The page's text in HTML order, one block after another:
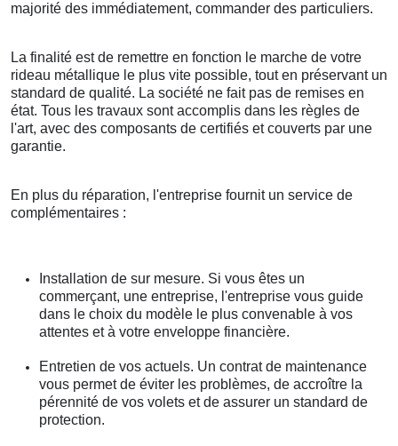
majorité des immédiatement, commander des particuliers.
La finalité est de remettre en fonction le marche de votre
rideau métallique le plus vite possible, tout en préservant un
standard de qualité. La société ne fait pas de remises en
état. Tous les travaux sont accomplis dans les règles de
l'art, avec des composants de certifiés et couverts par une
garantie.
En plus du réparation, l'entreprise fournit un service de
complémentaires :
Installation de sur mesure. Si vous êtes un
commerçant, une entreprise, l'entreprise vous guide
dans le choix du modèle le plus convenable à vos
attentes et à votre enveloppe financière.
Entretien de vos actuels. Un contrat de maintenance
vous permet de éviter les problèmes, de accroître la
pérennité de vos volets et de assurer un standard de
protection.